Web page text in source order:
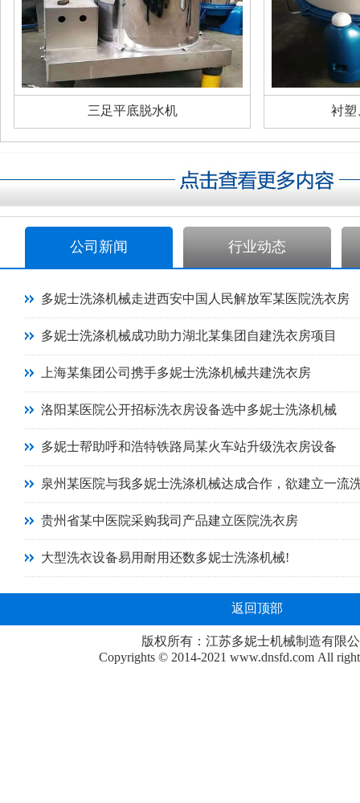
三足平底脱水机 衬塑
公司新闻 行业动态
多妮士洗涤机械走进西安中国人民解放军某医院洗衣房
多妮士洗涤机械成功助力湖北某集团自建洗衣房项目
上海某集团公司携手多妮士洗涤机械共建洗衣房
洛阳某医院公开招标洗衣房设备选中多妮士洗涤机械
多妮士帮助呼和浩特铁路局某火车站升级洗衣房设备
泉州某医院与我多妮士洗涤机械达成合作，欲建立一流
贵州省某中医院采购我司产品建立医院洗衣房
大型洗衣设备易用耐用还数多妮士洗涤机械!
返回顶部
版权所有：江苏多妮士机械制造有限
Copyrights © 2014-2021 www.dnsfd.com All